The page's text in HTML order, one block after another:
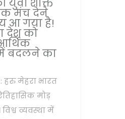
युवा शक्ति
मंच देने
आ गया है!
देश को
बदलने का
मेहरा भारत
मोड़
व्यवस्था में